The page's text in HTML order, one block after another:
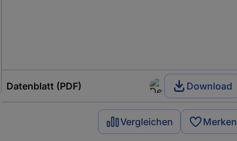
Datenblatt (PDF) Download
Vergleichen Merken